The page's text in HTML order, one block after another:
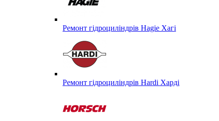
Ремонт гідроциліндрів Hagie Хагі
Ремонт гідроциліндрів Hardi Харді